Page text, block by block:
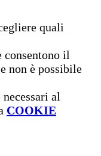
quali
consentono il
non è possibile
al
COOKIE